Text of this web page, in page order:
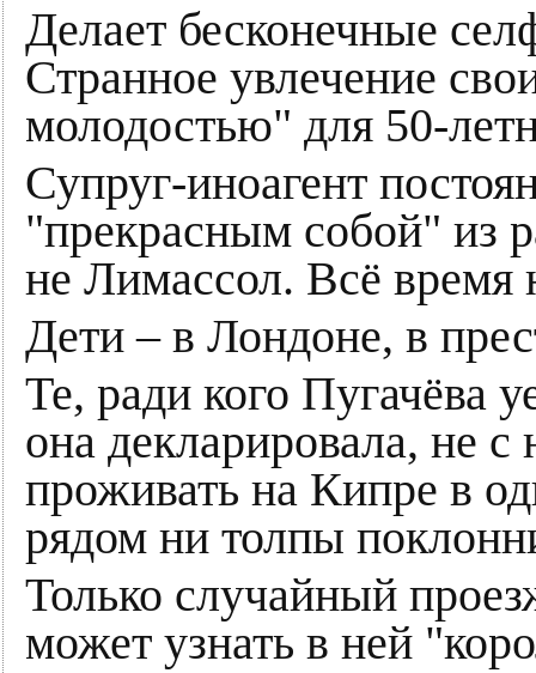
Делает бесконечные
Странное увлечение
молодостью" для 50-
Супруг-иноагент
"прекрасным собой" из
не Лимассол. Всё время
Дети – в Лондоне, в
Те, ради кого Пугачёва
она декларировала, не
проживать на Кипре в
рядом ни толпы
Только случайный
может узнать в ней